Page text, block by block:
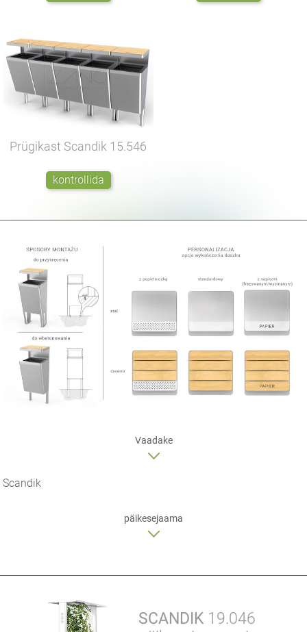
Prügikast Scandik 15.546
kontrollida
Vaadake
Scandik
päikesejaama
SCANDIK 19.046